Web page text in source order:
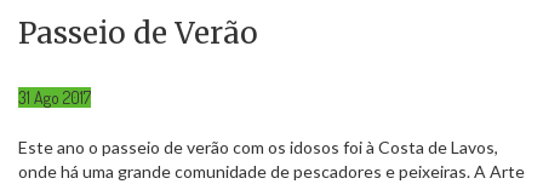
Passeio de Verão
31 Ago 2017
Este ano o passeio de verão com os idosos foi à Costa de Lavos,
onde há uma grande comunidade de pescadores e peixeiras. A Arte